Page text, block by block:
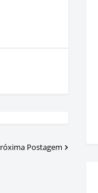
Postagem